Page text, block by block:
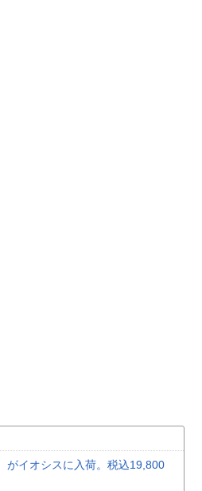
がイオシスに入荷。税込19,800